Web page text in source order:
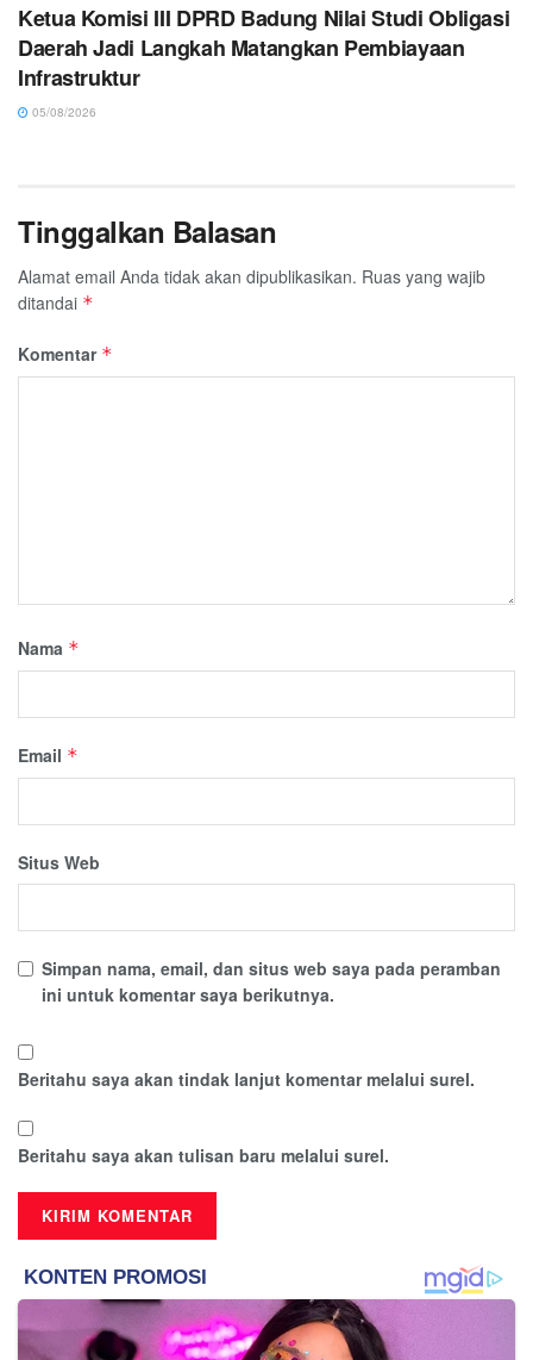
Ketua Komisi III DPRD Badung Nilai Studi Obligasi
Daerah Jadi Langkah Matangkan Pembiayaan
Infrastruktur
05/08/2026
Tinggalkan Balasan
Alamat email Anda tidak akan dipublikasikan. Ruas yang wajib
ditandai *
Komentar *
Nama *
Email *
Situs Web
Simpan nama, email, dan situs web saya pada peramban
ini untuk komentar saya berikutnya.
Beritahu saya akan tindak lanjut komentar melalui surel.
Beritahu saya akan tulisan baru melalui surel.